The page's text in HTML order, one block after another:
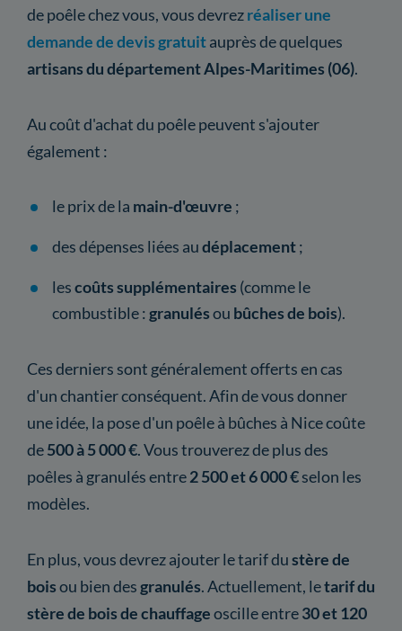
de poêle chez vous, vous devrezréaliser une
demande de devis gratuitauprès de quelques
artisans du département Alpes-Maritimes (06).
Au coût d'achat du poêle peuvent s'ajouter
également :
le prix de la main-d'œuvre ;
des dépenses liées audéplacement;
lescoûts supplémentaires (comme le
combustible :granulésou bûches de bois).
Ces derniers sont généralement offerts en cas
d'un chantier conséquent. Afin de vous donner
une idée, la pose d'un poêle à bûches à Nice coûte
de500 à 5 000 €. Vous trouverez de plus des
poêles à granulés entre2 500 et 6 000 €selon les
modèles.
En plus, vous devrez ajouter le tarif dustère de
boisou bien desgranulés. Actuellement, letarif du
stère de bois de chauffageoscille entre30 et 120